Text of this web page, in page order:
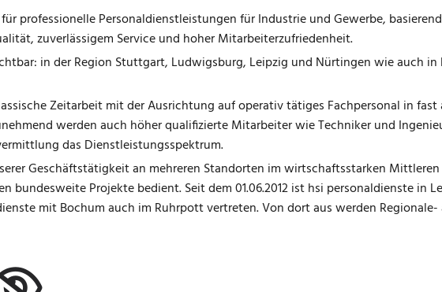
professionelle Personaldienstleistungen für Industrie und Gewerbe,
zuverlässigem Service und hoher Mitarbeiterzufriedenheit.
in der Region Stuttgart, Ludwigsburg, Leipzig und Nürtingen wie auch
Zeitarbeit mit der Ausrichtung auf operativ tätiges Fachpersonal in
werden auch höher qualifizierte Mitarbeiter wie Techniker und
das Dienstleistungsspektrum.
Geschäftstätigkeit an mehreren Standorten im wirtschaftsstarken
bundesweite Projekte bedient. Seit dem 01.06.2012 ist hsi personaldienste in
mit Bochum auch im Ruhrpott vertreten. Von dort aus werden